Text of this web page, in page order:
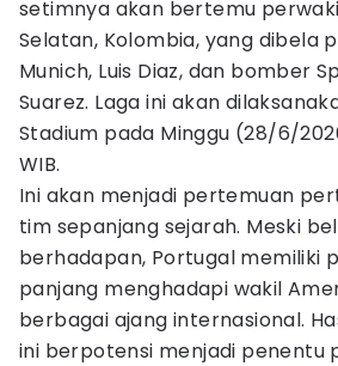
setimnya akan bertemu
Selatan, Kolombia, yang dibela
Munich, Luis Diaz, dan bomber
Suarez. Laga ini akan
Stadium pada Minggu (28/6/
WIB.
Ini akan menjadi pertemuan
tim sepanjang sejarah. Meski
berhadapan, Portugal memiliki
panjang menghadapi wakil
berbagai ajang internasional.
ini berpotensi menjadi penentu